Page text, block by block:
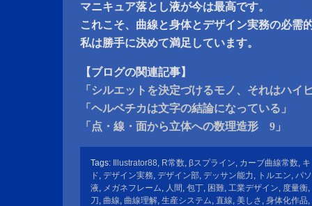
マニキュア落とし液が今は最高です。
これこそ、曲線と身体とデザイン実務の必需
私は勝手に決めて満足しています。
【ブログの関連記事】
「シルエットを決定づけるモノ、それはハイ
「ヘルベチカは文字の結論になっている」
「点・線・面から立体への数理造形 9」
Tags: Illustrator88, R常数, βスプライン, カーブ曲線常数,
ド, デザイン実務, デザイン部, デッサン能力, トルエン, パ
液, メガネフレーム, 人間 , 包丁, 困難, 工業デザイン, 度量衡,
刀, 曲線, 曲線理解, 生産システム, 直線, 美しさ , 身体化作品,